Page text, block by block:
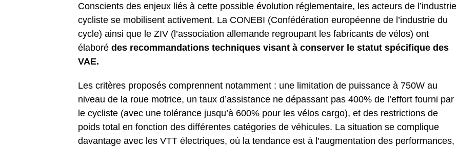
Conscients des enjeux liés à cette possible évolution réglementaire, les acteurs de l’industrie
cycliste se mobilisent activement. La CONEBI (Confédération européenne de l’industrie du
cycle) ainsi que le ZIV (l’association allemande regroupant les fabricants de vélos) ont
élaboré des recommandations techniques visant à conserver le statut spécifique des
VAE.
Les critères proposés comprennent notamment : une limitation de puissance à 750W au
niveau de la roue motrice, un taux d’assistance ne dépassant pas 400% de l’effort fourni par
le cycliste (avec une tolérance jusqu’à 600% pour les vélos cargo), et des restrictions de
poids total en fonction des différentes catégories de véhicules. La situation se complique
davantage avec les VTT électriques, où la tendance est à l’augmentation des performances,